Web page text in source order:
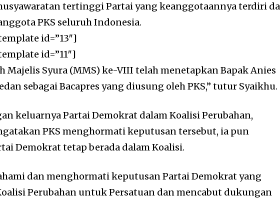
tertinggi Partai yang keanggotaannya terdiri
PKS seluruh Indonesia.
id=”13″]
id=”11″]
Majelis Syura (MMS) ke-VIII telah menetapkan Bapak Anies
sebagai Bacapres yang diusung oleh PKS,” tutur Syaikhu.
keluarnya Partai Demokrat dalam Koalisi Perubahan,
PKS menghormati keputusan tersebut, ia pun
Demokrat tetap berada dalam Koalisi.
dan menghormati keputusan Partai Demokrat yang
Perubahan untuk Persatuan dan mencabut dukungan